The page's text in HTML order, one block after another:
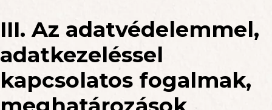
III. Az adatvédelemmel,
adatkezeléssel
kapcsolatos fogalmak,